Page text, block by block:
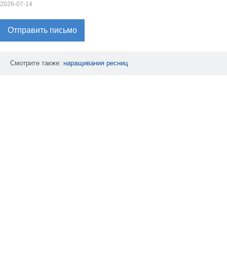
2026-07-14
Отправить письмо
Смотрите также: наращивания ресниц